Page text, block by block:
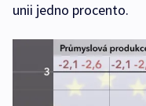
unii jedno procento.